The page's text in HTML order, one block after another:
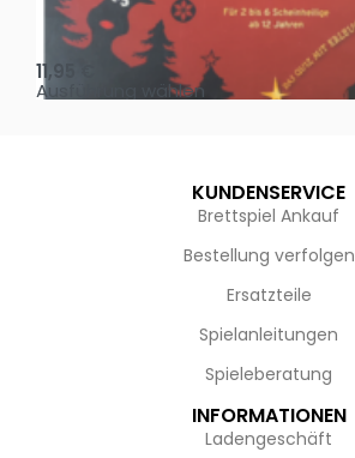
Oh, heilige Nacht!
11,95
Ausführung wählen
KUNDENSERVICE
Brettspiel Ankauf
Bestellung verfolgen
Ersatzteile
Spielanleitungen
Spieleberatung
INFORMATIONEN
Ladengeschäft